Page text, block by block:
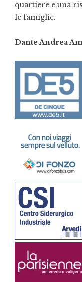
quartiere e una
le famiglie.
Dante Andrea